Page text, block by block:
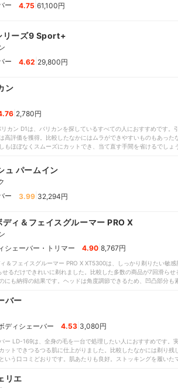
ックのバリカンのなかでも切れ味と微調整のしやすさに優れた1
ー
4.75 61,100円
リーズ9 Sport+
ー
4.62 29,800円
ン
2,780円
カン D1は、バリカンを探しているすべての人におすすめです。
高評価を獲得。比較したなかにはムラができやすいものもあった
もほぼなくスムーズにカットでき、当て直す手間を省けるでしょ
ームもあり、初心者でも扱いやすい仕様です。刈り高さは、ダイ
以下で調節できたのは少なかったのに対し、こちらは0.8〜
手間はかかりません。たった3時間の充電で300分も連続使用で
は気になったものの、稼動音も特段大きすぎるわけではなかった
3,000円前後の低価格帯ながら（※2025年2月時点、ECサイト参
い人使用頻度が高い人＜おすすめできない人＞特になし
ュ パームイン
ー
3.99 32,294円
ディ＆フェイスグルーマー PRO X
シェーバー・トリマー
4.90 8,767円
＆フェイスグルーマー PRO X XT5300は、しっかり剃りたい敏
せるだけできれいに剃れました。比較した多数の商品が7回滑ら
にも納得の結果です。ヘッドは角度調節できるため、凹凸部分も
た。使用後にアタッチメントが当たって痛みを感じたモニターも
やすいのもメリットです。比較したなかでも滑り止めつきの商品
製で、順手でも逆手でもモニターから「握りやすい」というコメ
長時間使っていても手が疲れにくいでしょう。付属のアタッチ
するでしょう。アタッチメントの着脱は簡単で、長さ変更もス
、使用後は水洗いしましょう。「きれいに剃れない」という口
トで、敏感肌の人の使用にも向いています。これ1台で顔・体と
バー
ディシェーバー
4.53 3,080円
ー LD-169は、全身の毛を一台で処理したい人におすすめです。
ットできつるつる肌に仕上がりました。比較したなかには剃り
いう口コミどおりです。肌あたりも良好。ストッキングを履いた
おり、手・足はもちろん顔にも使いやすいでしょう。使用感はま
試したモニターからは「操作しやすい」「小回りが効く」と好評
リエ